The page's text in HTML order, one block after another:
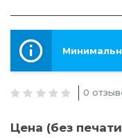
0
Цена (без